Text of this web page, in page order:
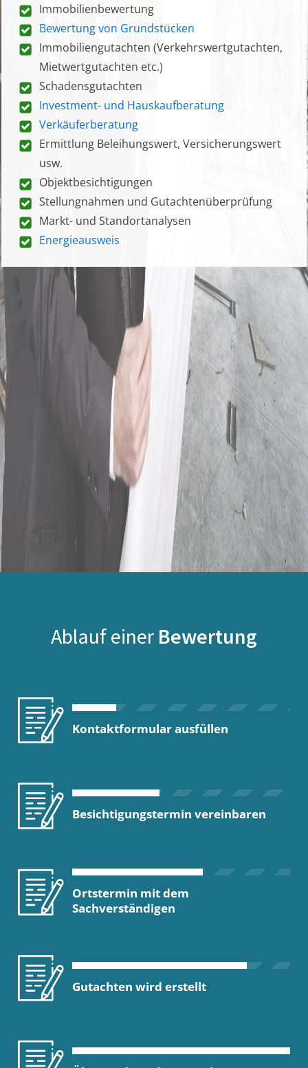
Immobilienbewertung
Bewertung von Grundstücken
Immobiliengutachten (Verkehrswertgutachten,
Mietwertgutachten etc.)
Schadensgutachten
Investment- und Hauskaufberatung
Verkäuferberatung
Ermittlung Beleihungswert, Versicherungswert
usw.
Objektbesichtigungen
Stellungnahmen und Gutachtenüberprüfung
Markt- und Standortanalysen
Energieausweis
Ablauf einer Bewertung
Kontaktformular ausfüllen
Besichtigungstermin vereinbaren
Ortstermin mit dem
Sachverständigen
Gutachten wird erstellt